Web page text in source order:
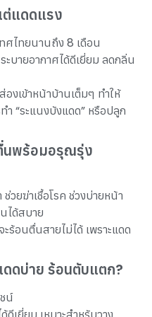
แดดแรง
ศไทยนานถึง 8 เดือน
บายอากาศได้ดีเยี่ยม ลดกลิ่น
องเข้าหน้าบ้านเต็มๆ ทำให้
ำ “ระแนงบังแดด” หรือปลูก
นพร้อมอรุณรุ่ง
วยฆ่าเชื้อโรค ช่วงบ่ายหน้า
ได้สบาย
อนตื่นสายไม่ได้ เพราะแดด
ดบ่าย ร้อนตับแตก?
น์